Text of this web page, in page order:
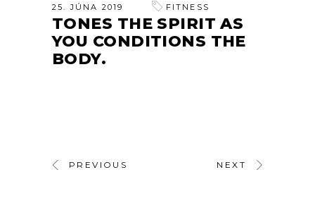
25. JÚNA 2019 FITNESS
TONES THE SPIRIT AS
YOU CONDITIONS THE
BODY.
PREVIOUS NEXT